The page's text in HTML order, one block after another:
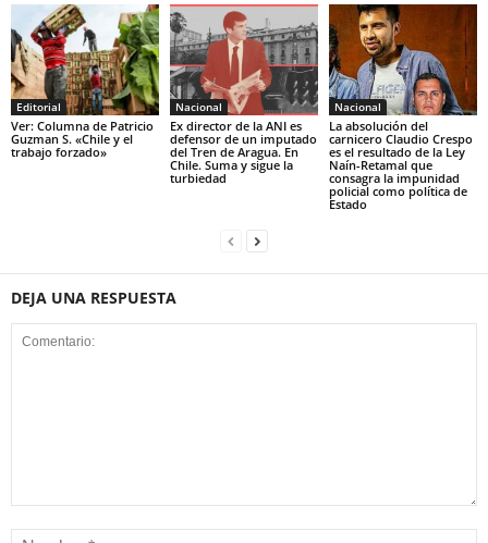
Editorial
Ver: Columna de Patricio
Guzman S. «Chile y el
trabajo forzado»
Nacional
Ex director de la ANI es
defensor de un imputado
del Tren de Aragua. En
Chile. Suma y sigue la
turbiedad
Nacional
La absolución del
carnicero Claudio Crespo
es el resultado de la Ley
Naín-Retamal que
consagra la impunidad
policial como política de
Estado
DEJA UNA RESPUESTA